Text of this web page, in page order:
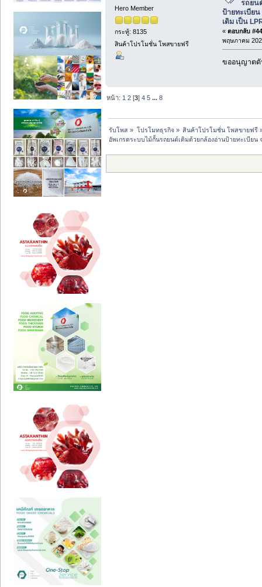
Hero Member
กระทู้: 8135
สินค้าโปรโมชั่น โพสขายฟรี
รถยน
ป้ายทะเบีย
เดิม เป็น
« ตอบกลับ
พฤษภาคม
ขออนุญาตดั
หน้า: 1 2 [3]4 5 ...8
รับโพส » โปรโมทธุรกิจ» สินค้าโปรโมชั่น โพสขายฟรี
อัพเกรดระบบไม้กั้นรถยนต์เดิมด้วยกล้องอ่านป้ายทะเบียน